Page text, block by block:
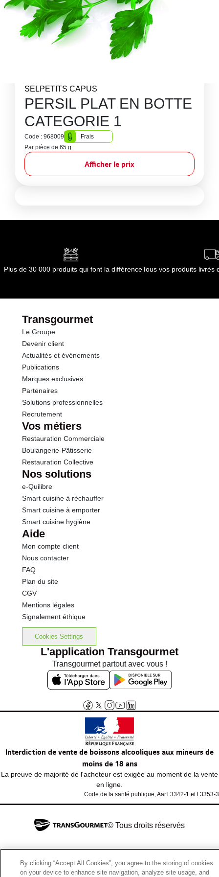
SELPETITS CAPUS
PERSIL PLAT EN BOTTE
CATEGORIE 1
Code : 968009
Frais
Par pièce de 65 g
Afficher le prix
Plus de 30 000 produits qui font la différenceTous vos produits livrés
Transgourmet
Le Groupe
Devenir client
Actualités et événements
Publications
Marques exclusives
Partenaires
Solutions professionnelles
Recrutement
Vos métiers
Restauration Commerciale
Boulangerie-Pâtisserie
Restauration Collective
Nos solutions
e-Quilibre
Smart cuisine à réchauffer
Smart cuisine à emporter
Smart cuisine hygiène
Aide
Mon compte client
Nous contacter
FAQ
Plan du site
CGV
Mentions légales
Signalement éthique
Cookies Settings
L'application Transgourmet
Transgourmet partout avec vous !
Interdiction de vente de boissons alcooliques aux mineurs de
moins de 18 ans
La preuve de majorité de l'acheteur est exigée au moment de la vente
en ligne.
Code de la santé publique, Aar.l.3342-1 et l.3353-3
© Tous droits réservés
By clicking “Accept All Cookies”, you agree to the storing of cookies
on your device to enhance site navigation, analyze site usage, and